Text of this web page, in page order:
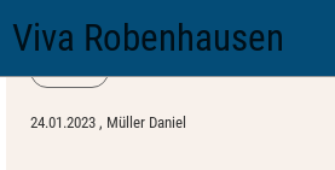
Viva Robenhausen
Zurück
24.01.2023 , Müller Daniel